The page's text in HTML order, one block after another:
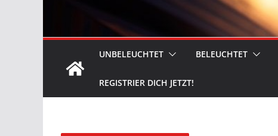
UNBELEUCHTET BELEUCHTET
REGISTRIER DICH JETZT!